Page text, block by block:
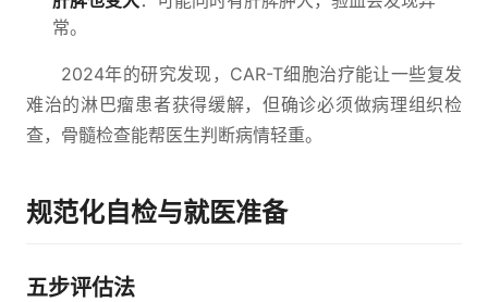
常。
2024年的研究发现，CAR-T细胞治疗能让一些复发
难治的淋巴瘤患者获得缓解，但确诊必须做病理组织检
查，骨髓检查能帮医生判断病情轻重。
规范化自检与就医准备
五步评估法